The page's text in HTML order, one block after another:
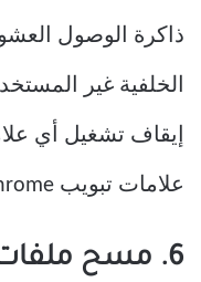
ذاكرة الوصول
الخلفية غير
إيقاف تشغيل أي
علامات تبويب Google Chrome أو Safari المضمنة.